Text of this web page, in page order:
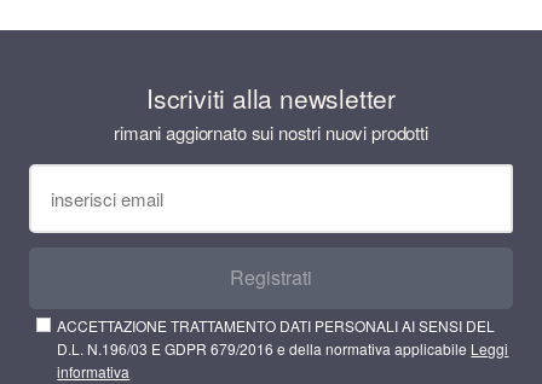
Iscriviti alla newsletter
rimani aggiornato sui nostri nuovi prodotti
Registrati
ACCETTAZIONE TRATTAMENTO DATI PERSONALI AI SENSI DEL
D.L. N.196/03 E GDPR 679/2016 e della normativa applicabile Leggi
informativa